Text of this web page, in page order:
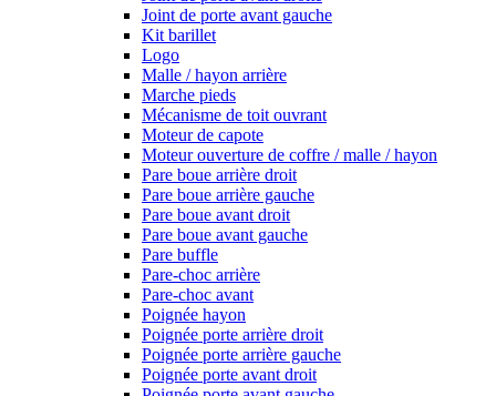
Joint de porte avant gauche
Kit barillet
Logo
Malle / hayon arrière
Marche pieds
Mécanisme de toit ouvrant
Moteur de capote
Moteur ouverture de coffre / malle / hayon
Pare boue arrière droit
Pare boue arrière gauche
Pare boue avant droit
Pare boue avant gauche
Pare buffle
Pare-choc arrière
Pare-choc avant
Poignée hayon
Poignée porte arrière droit
Poignée porte arrière gauche
Poignée porte avant droit